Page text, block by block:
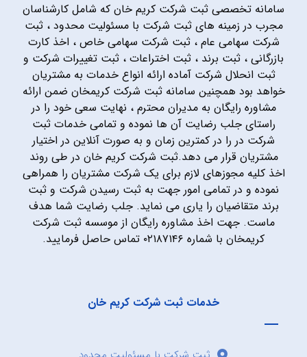
سامانه تخصصی ثبت شرکت کریم خان که شامل کارشناسان
مجرب در زمینه های ثبت شرکت با مسئولیت محدود ، ثبت
شرکت سهامی عام ، ثبت شرکت سهامی خاص ، اخذ کارت
بازرگانی ، ثبت برند ، ثبت اختراعات ، ثبت تغییرات شرکت و
ثبت انحلال شرکت آماده ارائه انواع خدمات به مشتریان
خواهد بود همچنین سامانه ثبت شرکت کریمخان ضمن ارائه
مشاوره رایگان به مدیران محترم ، نهایت سعی خود را در
راستای جلب رضایت آن ها نموده و تمامی خدمات ثبت
شرکت در را در کمترین زمان و به صورت آنلاین در اختیار
مشتریان قرار می دهد.ثبت شرکت کریم خان در طی روند
اخذ کلیه مجوزهای لازم برای یک شرکت مشتریان را همراهی
نموده و در تمامی امور جهت به ثبت رسیدن شرکت و ثبت
برند متقاضیان را یاری می نماید. جلب رضایت شما هدف
ماست. جهت اخذ مشاوره رایگان از موسسه ثبت شرکت
کریمخان با شماره ۰۲۱۸۷۱۴۶ تماس حاصل فرمایید.
خدمات ثبت شرکت کریم خان